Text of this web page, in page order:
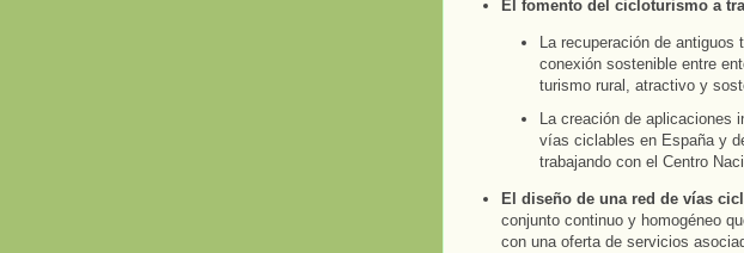
El fomento del cicloturismo a
La recuperación de antiguos
conexión sostenible entre
turismo rural, atractivo y
La creación de aplicaciones
vías ciclables en España y
trabajando con el Centro
El diseño de una red de vías
conjunto continuo y homogéneo
con una oferta de servicios